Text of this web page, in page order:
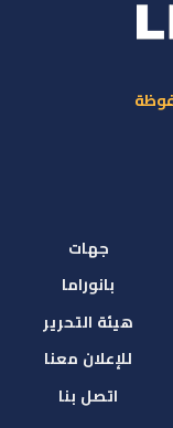
جهات
بانوراما
هيئة التحرير
للإعلان معنا
اتصل بنا